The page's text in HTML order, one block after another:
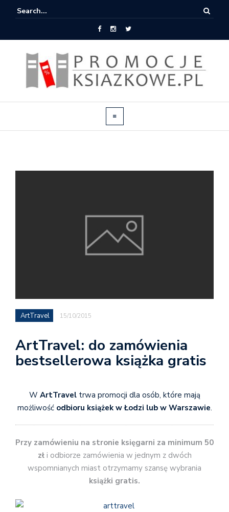
ArtTravel 15/10/2015
ArtTravel: do zamówienia
bestsellerowa książka gratis
W ArtTraveltrwa promocji dla osób, które mają
możliwość odbioru książek w Łodzi lub w Warszawie.
Przy zamówieniu na stronie księgarni za minimum 50
złi odbiorze zamówienia w jednym z dwóch
wspomnianych miast otrzymamy szansę wybrania
książki gratis.